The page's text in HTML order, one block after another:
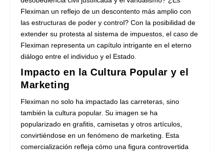
Fleximan un reflejo de un descontento más amplio con
las estructuras de poder y control? Con la posibilidad de
extender su protesta al sistema de impuestos, el caso de
Fleximan representa un capítulo intrigante en el eterno
diálogo entre el individuo y el Estado.
Impacto en la Cultura Popular y el
Marketing
Fleximan no solo ha impactado las carreteras, sino
también la cultura popular. Su imagen se ha
popularizado en grafitis, camisetas y otros artículos,
convirtiéndose en un fenómeno de marketing. Esta
comercialización refleja cómo una figura controvertida